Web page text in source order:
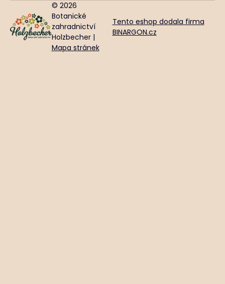
© 2026
Botanické
zahradnictví
Holzbecher |
Mapa stránek
Tento eshop dodala firma
BINARGON.cz